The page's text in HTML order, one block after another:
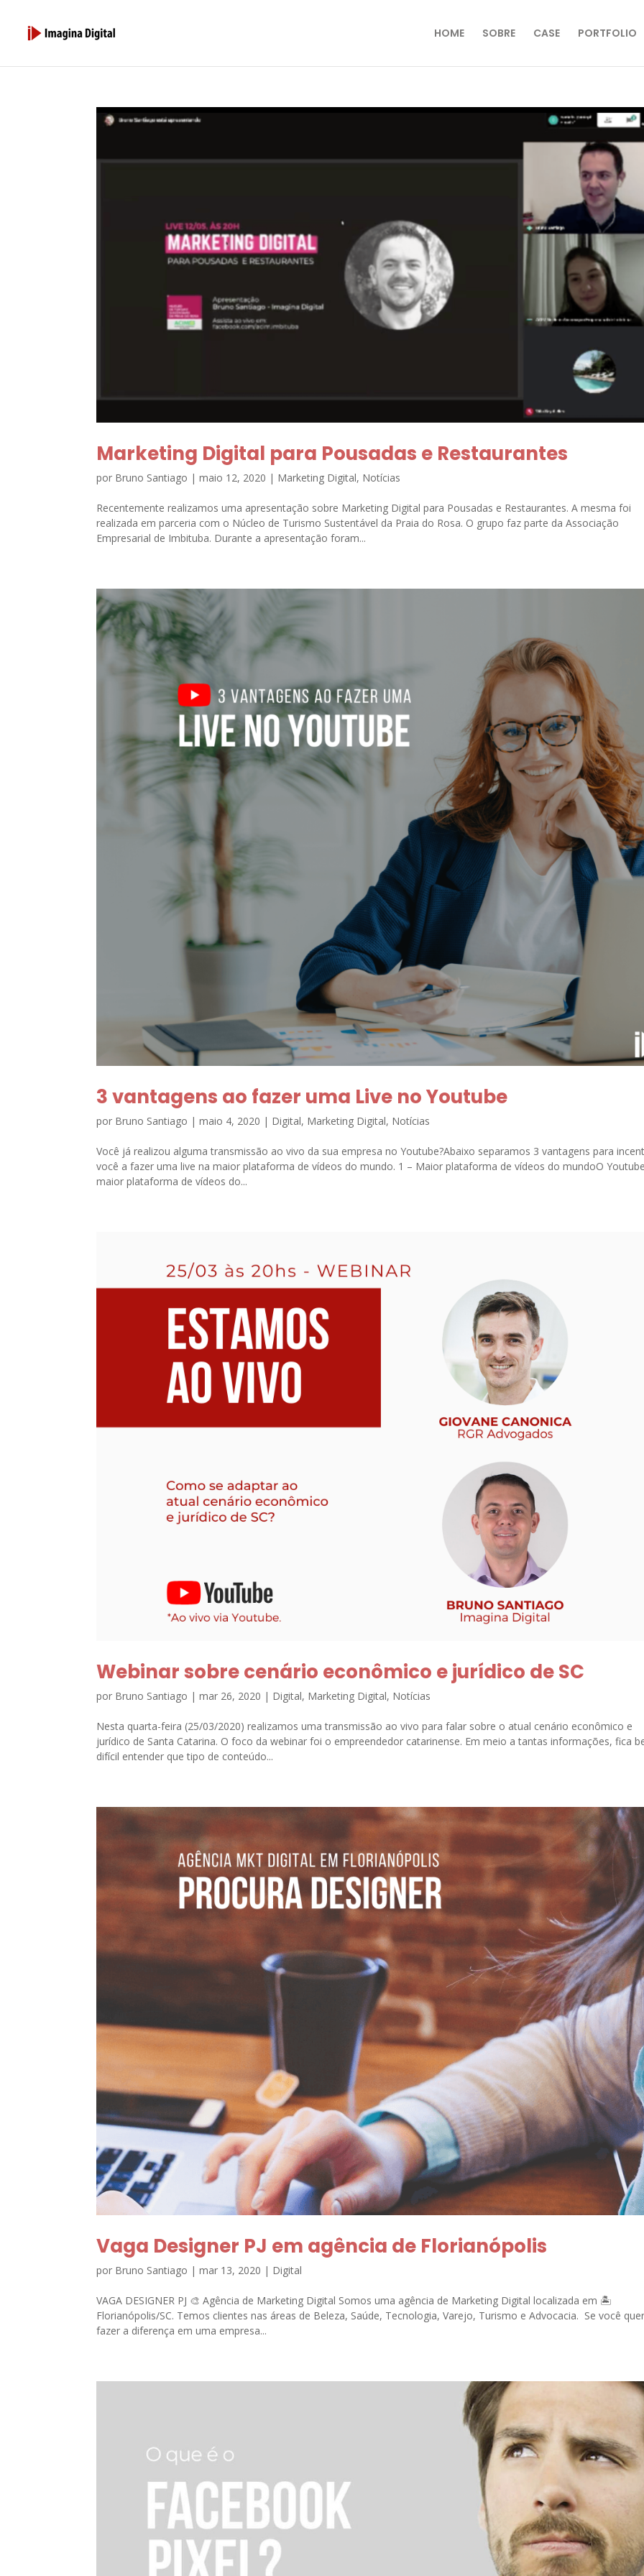
HOME SOBRE CASE PORTFOLIO
Marketing Digital para Pousadas e Restaurantes
por Bruno Santiago |maio 12, 2020 | Marketing Digital, Notícias
Recentemente realizamos uma apresentação sobre Marketing Digital para Pousadas e Restaurantes. A mesma foi
realizada em parceria com o Núcleo de Turismo Sustentável da Praia do Rosa. O grupo faz parte da Associação
Empresarial de Imbituba. Durante a apresentação foram...
3 vantagens ao fazer uma Live no Youtube
por Bruno Santiago |maio 4, 2020 | Digital, Marketing Digital, Notícias
Você já realizou alguma transmissão ao vivo da sua empresa no Youtube?Abaixo separamos 3 vantagens para
você a fazer uma live na maior plataforma de vídeos do mundo. 1 – Maior plataforma de vídeos do mundoO
maior plataforma de vídeos do...
Webinar sobre cenário econômico e jurídico de SC
por Bruno Santiago |mar 26, 2020 | Digital, Marketing Digital, Notícias
Nesta quarta-feira (25/03/2020) realizamos uma transmissão ao vivo para falar sobre o atual cenário econômico e
jurídico de Santa Catarina. O foco da webinar foi o empreendedor catarinense. Em meio a tantas informações, fica
difícil entender que tipo de conteúdo...
Vaga Designer PJ em agência de Florianópolis
por Bruno Santiago |mar 13, 2020 | Digital
VAGA DESIGNER PJ 🎨 Agência de Marketing Digital Somos uma agência de Marketing Digital localizada em 🏝
Florianópolis/SC. Temos clientes nas áreas de Beleza, Saúde, Tecnologia, Varejo, Turismo e Advocacia. Se você
fazer a diferença em uma empresa...